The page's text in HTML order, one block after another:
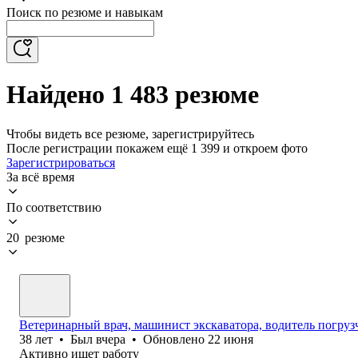
Поиск по резюме и навыкам
Найдено 1 483 резюме
Чтобы видеть все резюме, зарегистрируйтесь
После регистрации покажем ещё 1 399 и откроем фото
Зарегистрироваться
За всё время
По соответствию
20 резюме
Ветеринарный врач, машинист экскаватора, водитель
38 лет • Был вчера • Обновлено 22 июня
Активно ищет работу